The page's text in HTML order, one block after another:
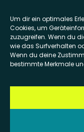
Um dir ein optimales
Cookies, um
zuzugreifen. Wenn du
wie das Surfverhalten
Wenn du deine
bestimmte Merkmale